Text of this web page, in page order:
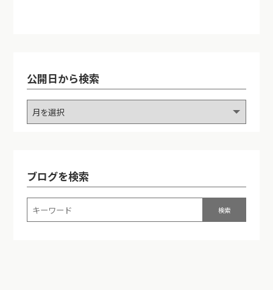
公開日から検索
ブログを検索